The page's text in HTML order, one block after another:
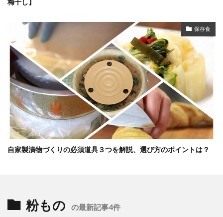
保存食
自家製漬物づくりの必須道具３つを解説、選び方のポイントは？
粉もの の最新記事4件